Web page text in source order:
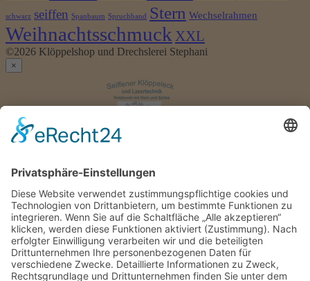
schwarz seiffen Spanbaum Spruchband Stern Wechselrahmen
Weihnachtsschmuck XXL
©2026 Klöppelshop und Drechslerei Stephani
×
Anmelden
Benutzername
oder
Passwort*